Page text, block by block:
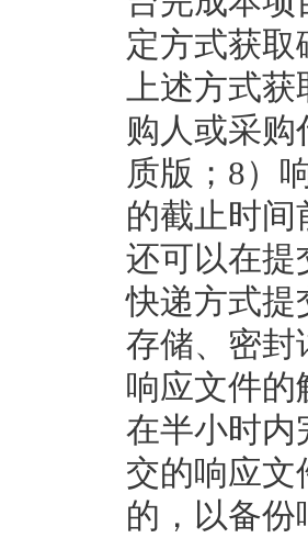
定方式获
上述方式获
购人或采
质版；8）
的截止时
还可以在提
快递方式提
存储、密封
响应文件的
在半小时内
交的响应文
的，以备